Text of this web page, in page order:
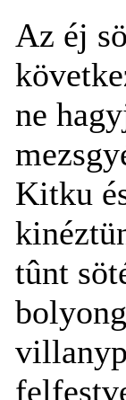
Az éj
ne
Kitku
tûnt